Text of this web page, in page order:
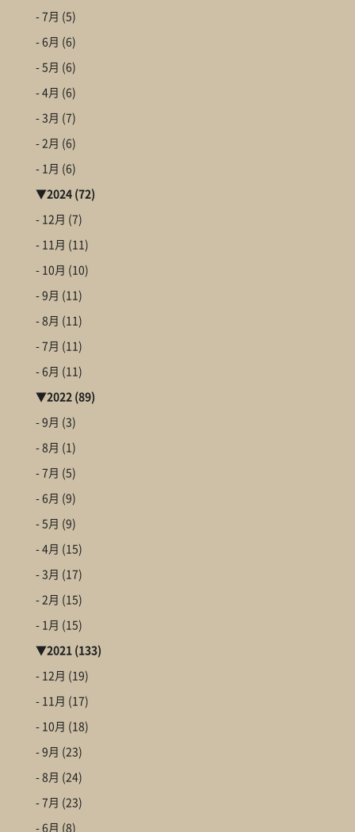
- 7月 (5)
- 6月 (6)
- 5月 (6)
- 4月 (6)
- 3月 (7)
- 2月 (6)
- 1月 (6)
▼2024(72)
- 12月 (7)
- 11月 (11)
- 10月 (10)
- 9月 (11)
- 8月 (11)
- 7月 (11)
- 6月 (11)
▼2022 (89)
- 9月 (3)
- 8月 (1)
- 7月 (5)
- 6月 (9)
- 5月 (9)
- 4月 (15)
- 3月 (17)
- 2月 (15)
- 1月 (15)
▼2021 (133)
- 12月 (19)
- 11月 (17)
- 10月 (18)
- 9月 (23)
- 8月 (24)
- 7月 (23)
- 6月 (8)